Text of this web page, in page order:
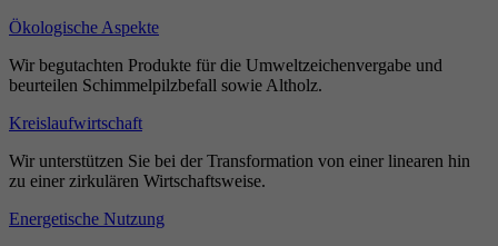
Ökologische Aspekte
Wir begutachten Produkte für die Umweltzeichenvergabe und
beurteilen Schimmelpilzbefall sowie Altholz.
Kreislaufwirtschaft
Wir unterstützen Sie bei der Transformation von einer linearen hin
zu einer zirkulären Wirtschaftsweise.
Energetische Nutzung